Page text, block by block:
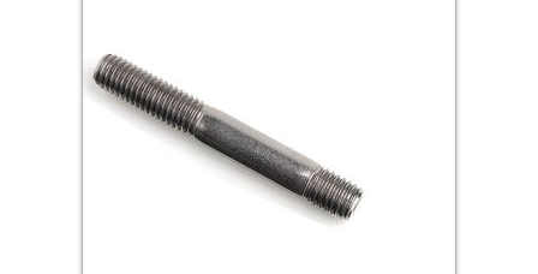
Заклепки (Гайки-Заклепки)
Крюки, кольца с метрической резьбой